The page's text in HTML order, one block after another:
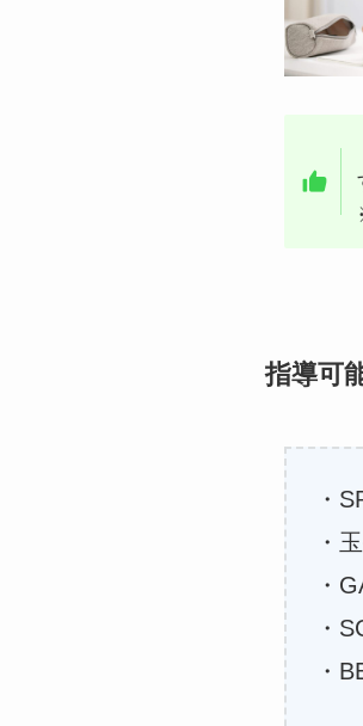
指導可
・
・
・
・
・